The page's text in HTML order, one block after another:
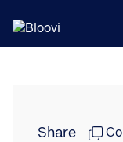
Share